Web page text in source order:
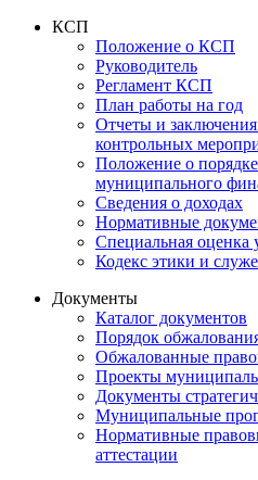
КСП
Положение о КСП
Руководитель
Регламент КСП
План работы на год
Отчеты и
контрольных
Положение о
муниципального
Сведения о доходах
Нормативные
Специальная оценка
Кодекс этики и
Документы
Каталог документов
Порядок
Обжалованные
Проекты
Документы
Муниципальные
Нормативные
аттестации